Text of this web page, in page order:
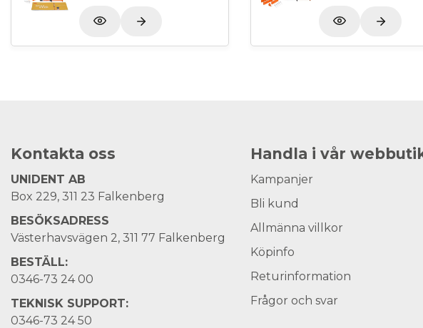
Kontakta oss
UNIDENT AB
Box 229, 311 23 Falkenberg
BESÖKSADRESS
Västerhavsvägen 2, 311 77 Falkenberg
BESTÄLL:
0346-73 24 00
TEKNISK SUPPORT:
0346-73 24 50
Handla i vår
Kampanjer
Bli kund
Allmänna villkor
Köpinfo
Returinformation
Frågor och svar